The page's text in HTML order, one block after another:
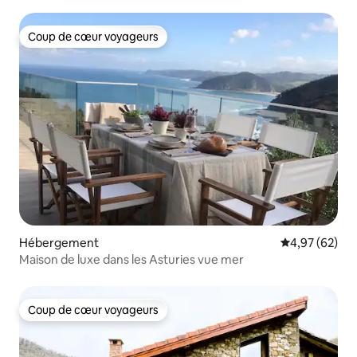
Coup de cœur voyageurs
Coup de cœur voyageurs
Hébergement Évaluation
4,97 (62)
Maison de luxe dans les Asturies vue mer
Coup de cœur voyageurs
Coup de cœur voyageurs